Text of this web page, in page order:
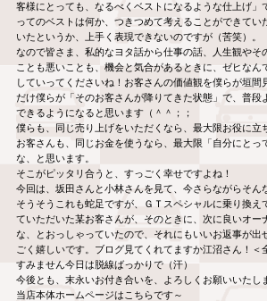
客様にとっても、なるべくベストになるような仕上げ」
ってのベストは何か、つきつめて考えることができてい
いたというか、上手く表現できないのですが（苦笑）。
なので皆さま、私的なヨタ話から仕事の話、人生観やそ
ことも悪いことも、機会と気合があるときに、ゼヒなん
していってくださいね！お客さんの価値観を僕らが垣間
だけ僕らが「そのお客さんが降りてきた状態」で、普段
できるようになると思います（＾＾；；
僕らも、同じ売り上げをいただくなら、最大限お役に立
お客さんも、同じお金を使うなら、最大限「自分にとっ
な、と思います。
そこがピッタリ合うと、すっごく幸せですよね！
今回は、坂田さんと小林さんを見て、今さらながらそん
そうそうこれも蛇足ですが、ＧＴスペシャルに乗り換え
ていただいた某お客さんが、そのときに、次に良いオー
な、とおっしゃっていたので、それにもいいお返事が出
ごく嬉しいです。ブログ見てくれてますか江沼さん！＜
すみません今日は脱線ばっかりで（汗）
今後とも、末永いお付き合いを、よろしくお願いいたし
当店本体ホームページはこちらです～